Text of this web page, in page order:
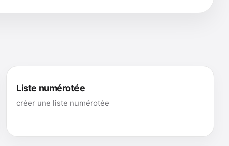
Liste numérotée
créer une liste numérotée